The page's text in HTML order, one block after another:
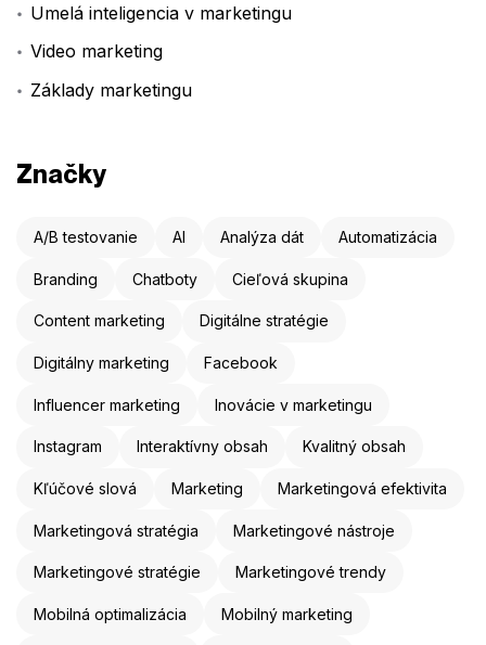
Umelá inteligencia v marketingu
Video marketing
Základy marketingu
Značky
A/B testovanie AI Analýza dát Automatizácia
Branding Chatboty Cieľová skupina
Content marketing Digitálne stratégie
Digitálny marketing Facebook
Influencer marketing Inovácie v marketingu
Instagram Interaktívny obsah Kvalitný obsah
Kľúčové slová Marketing Marketingová efektivita
Marketingová stratégia Marketingové nástroje
Marketingové stratégie Marketingové trendy
Mobilná optimalizácia Mobilný marketing